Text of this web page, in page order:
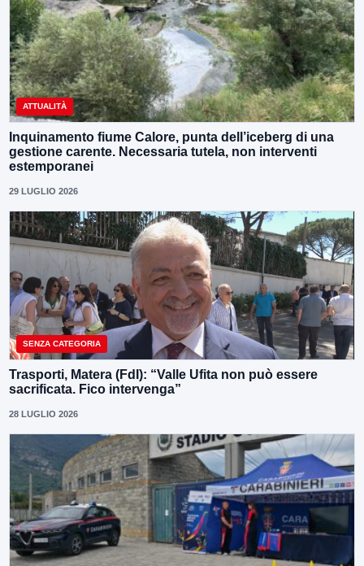
ATTUALITÀ
Inquinamento fiume Calore, punta dell’iceberg di una
gestione carente. Necessaria tutela, non interventi
estemporanei
29 LUGLIO 2026
SENZA CATEGORIA
Trasporti, Matera (FdI): “Valle Ufita non può essere
sacrificata. Fico intervenga”
28 LUGLIO 2026